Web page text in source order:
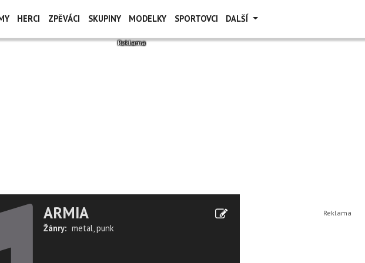
HERCI ZPĚVÁCI SKUPINY MODELKY SPORTOVCI DALŠÍ
ARMIA
Žánry: metal,punk